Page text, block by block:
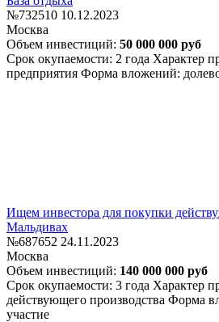
№732510 10.12.2023
Москва
Объем инвестиций: 50 000 000 руб
Срок окупаемости: 2 года Характер
предприятия Форма вложений:
Ищем инвестора для покупки
Мальдивах
№687652 24.11.2023
Москва
Объем инвестиций: 140 000 000 руб
Срок окупаемости: 3 года Характер
действующего производства Форма
участие